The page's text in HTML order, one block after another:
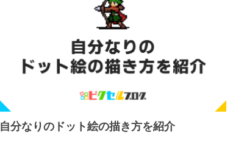
自分なりのドット絵の描き方を紹介